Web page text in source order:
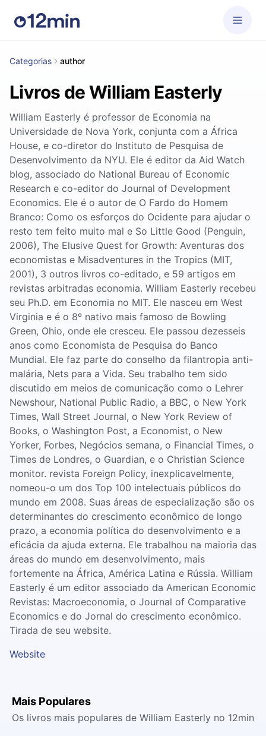
Categorias author
Livros de William Easterly
William Easterly é professor de Economia na
Universidade de Nova York, conjunta com a África
House, e co-diretor do Instituto de Pesquisa de
Desenvolvimento da NYU. Ele é editor da Aid Watch
blog, associado do National Bureau of Economic
Research e co-editor do Journal of Development
Economics. Ele é o autor de O Fardo do Homem
Branco: Como os esforços do Ocidente para ajudar o
resto tem feito muito mal e So Little Good (Penguin,
2006), The Elusive Quest for Growth: Aventuras dos
economistas e Misadventures in the Tropics (MIT,
2001), 3 outros livros co-editado, e 59 artigos em
revistas arbitradas economia. William Easterly recebeu
seu Ph.D. em Economia no MIT. Ele nasceu em West
Virginia e é o 8º nativo mais famoso de Bowling
Green, Ohio, onde ele cresceu. Ele passou dezesseis
anos como Economista de Pesquisa do Banco
Mundial. Ele faz parte do conselho da filantropia anti-
malária, Nets para a Vida. Seu trabalho tem sido
discutido em meios de comunicação como o Lehrer
Newshour, National Public Radio, a BBC, o New York
Times, Wall Street Journal, o New York Review of
Books, o Washington Post, a Economist, o New
Yorker, Forbes, Negócios semana, o Financial Times, o
Times de Londres, o Guardian, e o Christian Science
monitor. revista Foreign Policy, inexplicavelmente,
nomeou-o um dos Top 100 intelectuais públicos do
mundo em 2008. Suas áreas de especialização são os
determinantes do crescimento econômico de longo
prazo, a economia política do desenvolvimento e a
eficácia da ajuda externa. Ele trabalhou na maioria das
áreas do mundo em desenvolvimento, mais
fortemente na África, América Latina e Rússia. William
Easterly é um editor associado da American Economic
Revistas: Macroeconomia, o Journal of Comparative
Economics e do Jornal do crescimento econômico.
Tirada de seu website.
Website
Mais Populares
Os livros mais populares de William Easterly no 12min